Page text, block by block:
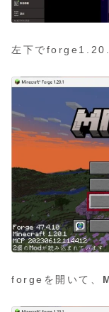
左下で
forgeを開いて、